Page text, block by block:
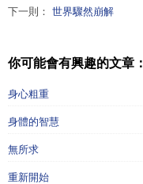
下一則： 世界驟然崩解
你可能會有興趣的文章：
身心粗重
身體的智慧
無所求
重新開始